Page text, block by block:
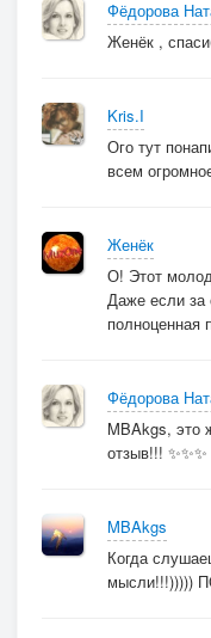
Фёдорова
Женёк ,
Kris.I
Ого тут
всем
Женёк
О! Этот
Даже если за
полноценная
Фёдорова
MBAkgs, это
отзыв!!! ✨✨✨
MBAkgs
Когда
мысли!!!)))))